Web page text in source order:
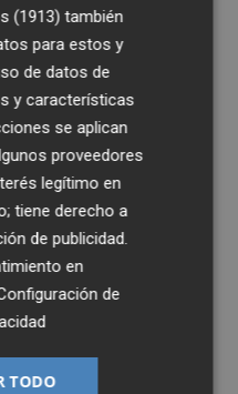
que a lo largo de
Aqualandia
sus socios más
de Aqualandia se
contra la
presentada
(1913) también
para estos y
de datos de
y características
se aplican
proveedores
legítimo en
tiene derecho a
de publicidad
en
de
TODO